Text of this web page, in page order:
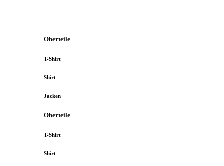
Oberteile
T-Shirt
Shirt
Jacken
Oberteile
T-Shirt
Shirt